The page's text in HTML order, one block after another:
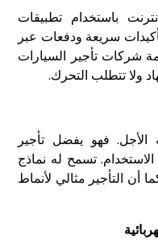
باستخدام تطبيقات
سريعة ودفعات عبر
شركات تأجير السيارات
ولا تتطلب التحرك.
الأجل. فهو يفضل تأجير
تسمح له نماذج
أن التأجير مثالي لأنماط